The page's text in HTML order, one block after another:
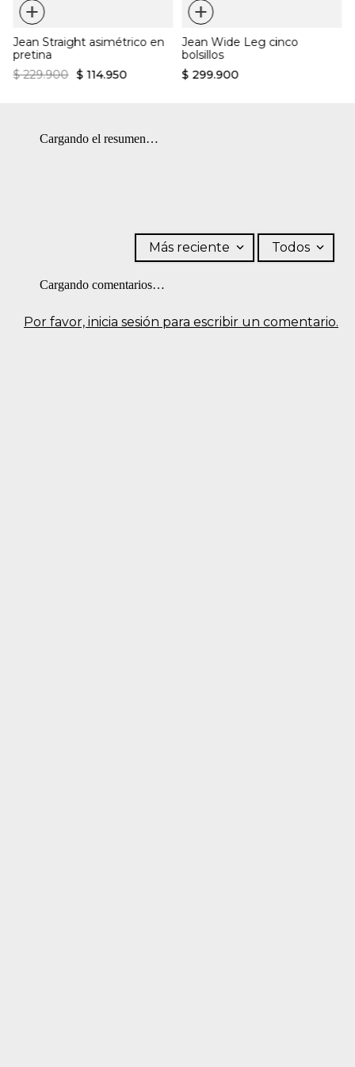
Cierre con zipper
BLANQUEADO: No usar blanqueador. OTROS: No planchar los
accesorios. OTROS: Lavar por el revés. CUIDADO TEXTIL
PROFESIONAL: No limpieza en seco. SECADO: Secado en
tendedero a la sombra.
+
Jean Straight asimétrico en
pretina
$ 229.900 $ 114.950
+
Jean Wide Leg cinco
bolsillos
$ 299.900
Cargando el resumen…
Por favor, inicia sesión para escribir un comentario.
Más reciente Todos
Cargando comentarios…